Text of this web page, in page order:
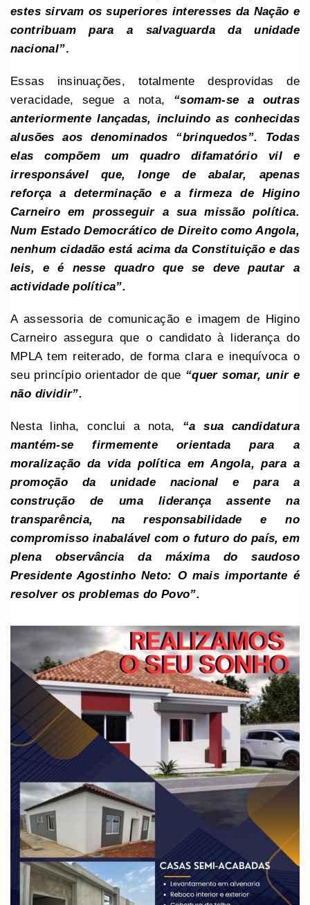
estes sirvam os superiores interesses da Nação e
contribuam para a salvaguarda da unidade
nacional”.
Essas insinuações, totalmente desprovidas de
veracidade, segue a nota, “somam-se a outras
anteriormente lançadas, incluindo as conhecidas
alusões aos denominados “brinquedos”. Todas
elas compõem um quadro difamatório vil e
irresponsável que, longe de abalar, apenas
reforça a determinação e a firmeza de Higino
Carneiro em prosseguir a sua missão política.
Num Estado Democrático de Direito como Angola,
nenhum cidadão está acima da Constituição e das
leis, e é nesse quadro que se deve pautar a
actividade política”.
A assessoria de comunicação e imagem de Higino
Carneiro assegura que o candidato à liderança do
MPLA tem reiterado, de forma clara e inequívoca o
seu princípio orientador de que “quer somar, unir e
não dividir”.
Nesta linha, conclui a nota, “a sua candidatura
mantém-se firmemente orientada para a
moralização da vida política em Angola, para a
promoção da unidade nacional e para a
construção de uma liderança assente na
transparência, na responsabilidade e no
compromisso inabalável com o futuro do país, em
plena observância da máxima do saudoso
Presidente Agostinho Neto: O mais importante é
resolver os problemas do Povo”.